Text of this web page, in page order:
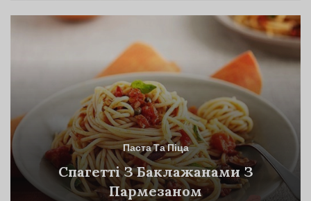
Паста Та Піца
Спагетті З Баклажанами З
Пармезаном